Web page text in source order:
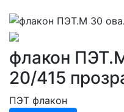
флакон
20/415
ПЭТ флакон